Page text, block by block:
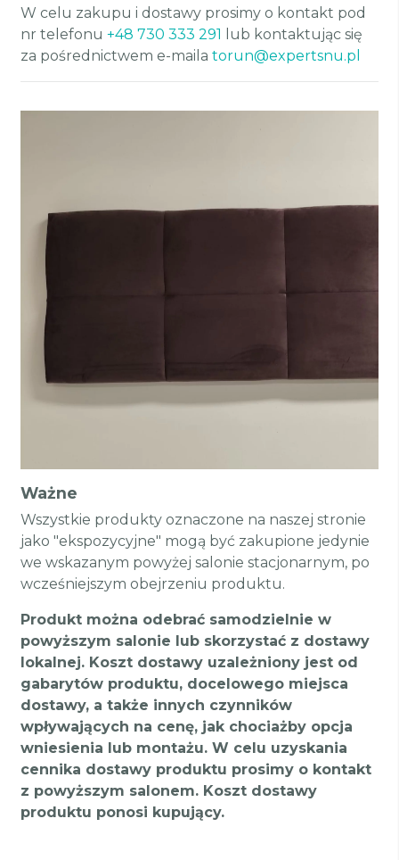
W celu zakupu i dostawy prosimy o kontakt pod
nr telefonu +48 730 333 291
lub kontaktując się
za pośrednictwem e-maila torun@expertsnu.pl
Ważne
Wszystkie produkty oznaczone na naszej stronie
jako "ekspozycyjne" mogą być zakupione jedynie
we wskazanym powyżej salonie stacjonarnym, po
wcześniejszym obejrzeniu produktu.
Produkt można odebrać samodzielnie w
powyższym salonie lub skorzystać z dostawy
lokalnej. Koszt dostawy uzależniony jest od
gabarytów produktu, docelowego miejsca
dostawy, a także innych czynników
wpływających na cenę, jak chociażby opcja
wniesienia lub montażu. W celu uzyskania
cennika dostawy produktu prosimy o kontakt
z powyższym salonem. Koszt dostawy
produktu ponosi kupujący.